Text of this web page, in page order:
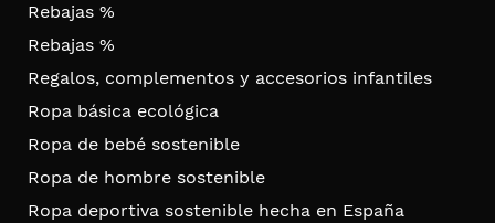
Rebajas %
Rebajas %
Regalos, complementos y accesorios infantiles
Ropa básica ecológica
Ropa de bebé sostenible
Ropa de hombre sostenible
Ropa deportiva sostenible hecha en España